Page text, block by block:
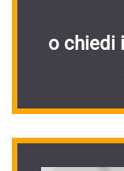
o chiedi